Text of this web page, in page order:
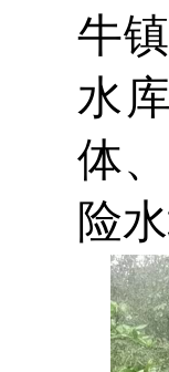
牛
水
体
险